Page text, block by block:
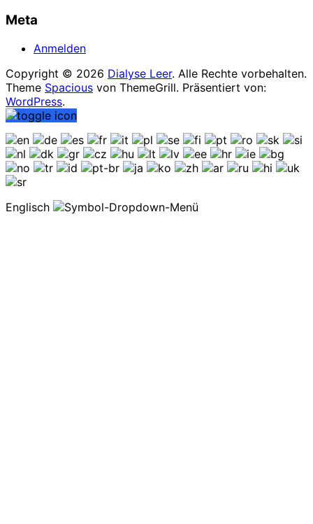
Meta
Anmelden
Copyright © 2026 Dialyse Leer. Alle Rechte vorbehalten.
Theme Spacious von ThemeGrill. Präsentiert von:
WordPress.
Englisch